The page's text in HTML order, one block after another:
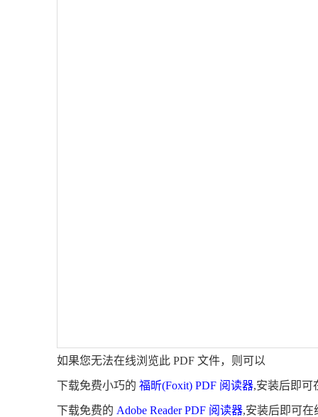
如果您无法在线浏览此 PDF 文件，则可以
下载免费小巧的 福昕(Foxit) PDF 阅读器,安装后即可
下载免费的 Adobe Reader PDF 阅读器,安装后即可在